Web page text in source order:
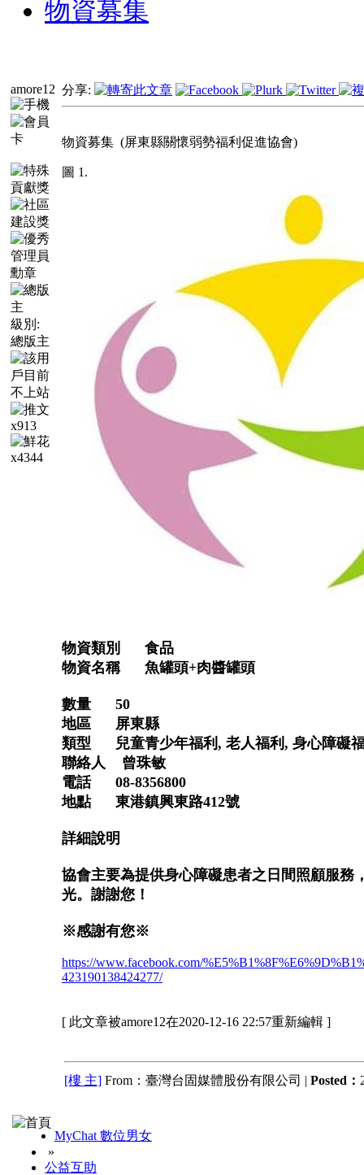
物資募集
amore12
級別:
總版主
x913
x4344
分享:
物資募集 (屏東縣關懷弱勢福利促進協會)
圖 1.
物資類別 食品
物資名稱 魚罐頭+肉醬罐頭
數量 50
地區 屏東縣
類型 兒童青少年福利, 老人福利, 身心障礙
聯絡人 曾珠敏
電話 08-8356800
地點 東港鎮興東路412號
詳細說明
協會主要為提供身心障礙患者之日間照顧服務
光。謝謝您！
※感謝有您※
https://www.facebook.com/
423190138424277/
[ 此文章被amore12在2020-12-16 22:57重新編輯 ]
[樓 主] From：臺灣台固媒體股份有限公司 | Posted：
MyChat 數位男女
»
公益互助